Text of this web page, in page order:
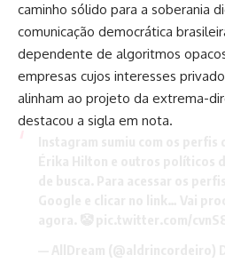
caminho sólido para a soberania
comunicação democrática
dependente de algoritmos
empresas cujos interesses
alinham ao projeto da extrema-
destacou a sigla em nota.